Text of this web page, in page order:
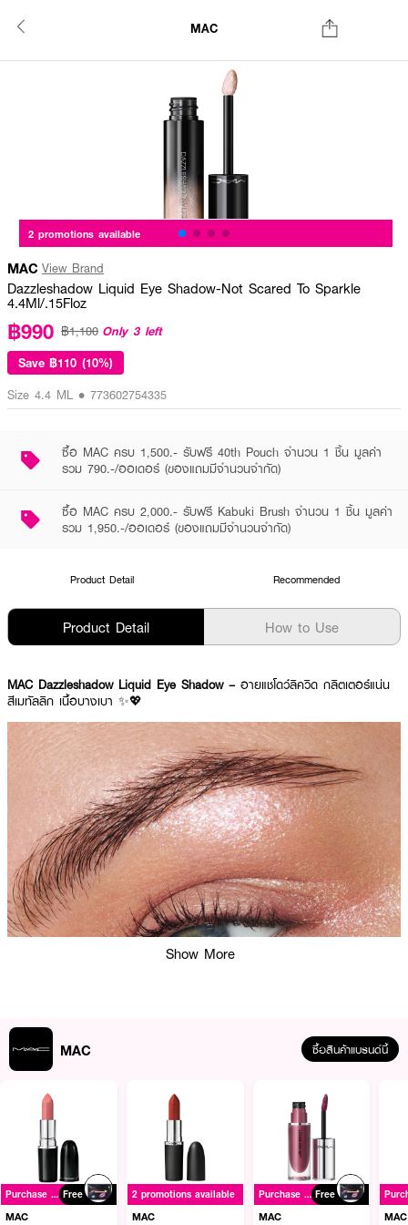
MAC
2 promotions available
MAC View Brand
Dazzleshadow Liquid Eye Shadow-Not Scared To Sparkle
4.4Ml/.15Floz
฿990 ฿1,100 Only 3 left
Save ฿110 (10%)
Size 4.4 ML • 773602754335
ซื้อ MAC ครบ 1,500.- รับฟรี 40th Pouch จำนวน 1 ชิ้น มูลค่า
รวม 790.-/ออเดอร์ (ของแถมมีจำนวนจำกัด)
ซื้อ MAC ครบ 2,000.- รับฟรี Kabuki Brush จำนวน 1 ชิ้น มูลค่า
รวม 1,950.-/ออเดอร์ (ของแถมมีจำนวนจำกัด)
Product Detail Recommended
Product Detail How to Use
MAC Dazzleshadow Liquid Eye Shadow – อายแชโดว์ลิควิด กลิตเตอร์แน่น
สีเมทัลลิก เนื้อบางเบา ✨💖
ผลลัพธ์ที่ได้:
อายแชโดว์เนื้อลิควิดสูตรใหม่ ที่มอบสัมผัสอันล้ำลึก ให้ดวงตาดูสดใสเปล่งประกาย
แวววาวด้วย เนื้อกลิตเตอร์เต็มพิกัด และสัมผัสเนื้อ โครเมียม เนียนนุ่มสูตรเย็น
เฉพาะตัว ช่วยให้สีเนียนสนิทไปกับผิว พร้อมให้ความรู้สึกนุ่มนวล บางเบาราวกับไม่มี
อะไรบนเปลือกตา มีให้เลือก 2 เนื้อสัมผัสสุดหรู ได้แก่ Dazzling Cosmic Toppers
Show More
MAC ซื้อสินค้าแบรนด์นี้
Purchase ฿1500+ Free
MAC
2 promotions available
MAC
Purchase ฿1500+ Free
MAC
MAC